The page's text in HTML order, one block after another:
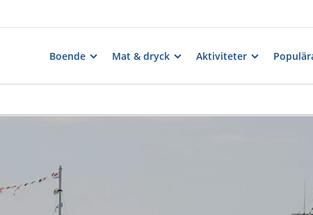
Boende Mat & dryck Aktiviteter